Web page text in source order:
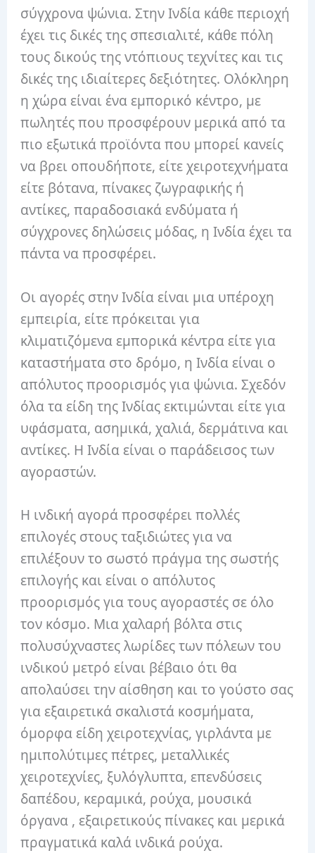
σύγχρονα ψώνια. Στην Ινδία κάθε περιοχή
έχει τις δικές της σπεσιαλιτέ, κάθε πόλη
τους δικούς της ντόπιους τεχνίτες και τις
δικές της ιδιαίτερες δεξιότητες. Ολόκληρη
η χώρα είναι ένα εμπορικό κέντρο, με
πωλητές που προσφέρουν μερικά από τα
πιο εξωτικά προϊόντα που μπορεί κανείς
να βρει οπουδήποτε, είτε χειροτεχνήματα
είτε βότανα, πίνακες ζωγραφικής ή
αντίκες, παραδοσιακά ενδύματα ή
σύγχρονες δηλώσεις μόδας, η Ινδία έχει τα
πάντα να προσφέρει.
Οι αγορές στην Ινδία είναι μια υπέροχη
εμπειρία, είτε πρόκειται για
κλιματιζόμενα εμπορικά κέντρα είτε για
καταστήματα στο δρόμο, η Ινδία είναι ο
απόλυτος προορισμός για ψώνια. Σχεδόν
όλα τα είδη της Ινδίας εκτιμώνται είτε για
υφάσματα, ασημικά, χαλιά, δερμάτινα και
αντίκες. Η Ινδία είναι ο παράδεισος των
αγοραστών.
Η ινδική αγορά προσφέρει πολλές
επιλογές στους ταξιδιώτες για να
επιλέξουν το σωστό πράγμα της σωστής
επιλογής και είναι ο απόλυτος
προορισμός για τους αγοραστές σε όλο
τον κόσμο. Μια χαλαρή βόλτα στις
πολυσύχναστες λωρίδες των πόλεων του
ινδικού μετρό είναι βέβαιο ότι θα
απολαύσει την αίσθηση και το γούστο σας
για εξαιρετικά σκαλιστά κοσμήματα,
όμορφα είδη χειροτεχνίας, γιρλάντα με
ημιπολύτιμες πέτρες, μεταλλικές
χειροτεχνίες, ξυλόγλυπτα, επενδύσεις
δαπέδου, κεραμικά, ρούχα, μουσικά
όργανα , εξαιρετικούς πίνακες και μερικά
πραγματικά καλά ινδικά ρούχα.